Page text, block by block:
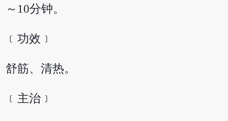
～10分钟。
﹝功效﹞
舒筋、清热。
﹝主治﹞